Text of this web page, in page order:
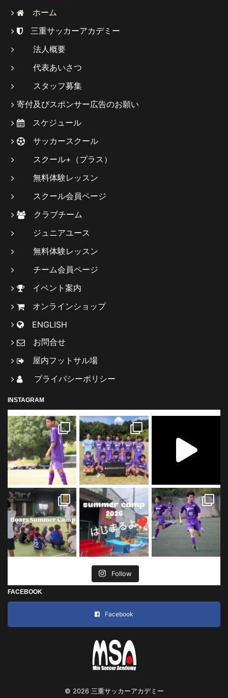
ホーム
三重サッカーアカデミー
法人概要
代表あいさつ
スタッフ募集
寄付及びスポンサー広告のお願い
スケジュール
サッカースクール
スクール+（プラス）
無料体験レッスン
スクール会員ページ
クラブチーム
ジュニアユース
無料体験レッスン
チーム会員ページ
イベント案内
オンラインショップ
ENGLISH
お問合せ
屋内フットサル場
プライバシーポリシー
INSTAGRAM
Follow
FACEBOOK
Facebook
© 2026 三重サッカーアカデミー